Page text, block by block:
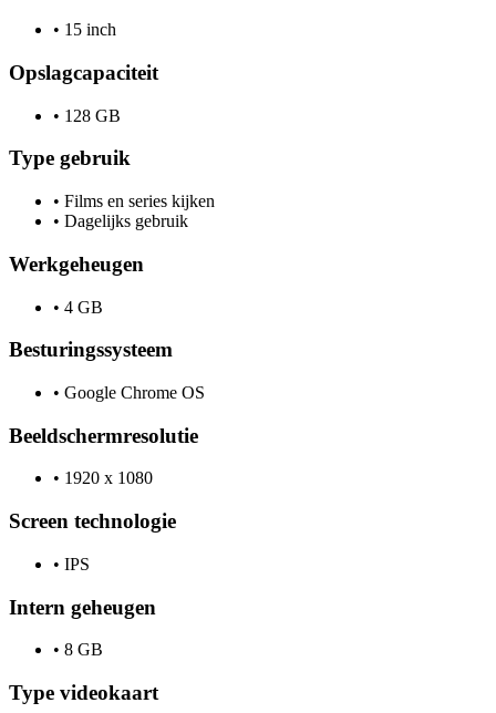
• 15 inch
Opslagcapaciteit
• 128 GB
Type gebruik
• Films en series kijken
• Dagelijks gebruik
Werkgeheugen
• 4 GB
Besturingssysteem
• Google Chrome OS
Beeldschermresolutie
• 1920 x 1080
Screen technologie
• IPS
Intern geheugen
• 8 GB
Type videokaart